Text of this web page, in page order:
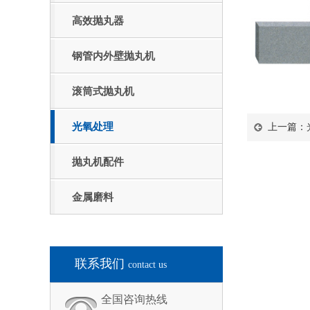
高效抛丸器
钢管内外壁抛丸机
滚筒式抛丸机
光氧处理
抛丸机配件
金属磨料
联系我们 contact us
全国咨询热线
上一篇：